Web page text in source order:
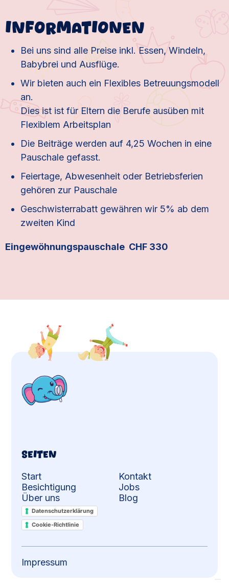
Informationen
Bei uns sind alle Preise inkl. Essen, Windeln,
Babybrei und Ausflüge.
Wir bieten auch ein Flexibles Betreuungsmodell
an.
Dies ist ist für Eltern die Berufe ausüben mit
Flexiblem Arbeitsplan
Die Beiträge werden auf 4,25 Wochen in eine
Pauschale gefasst.
Feiertage, Abwesenheit oder Betriebsferien
gehören zur Pauschale
Geschwisterrabatt gewähren wir 5% ab dem
zweiten Kind
Eingewöhnungspauschale CHF 330
Seiten
Start
Besichtigung
Über uns
Service Static
Kontakt
Jobs
Blog
Datenschutzerklärung
Cookie-Richtlinie
Impressum